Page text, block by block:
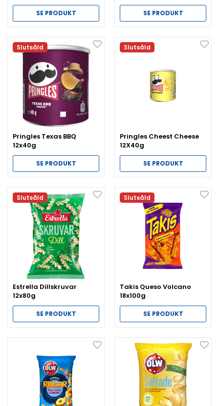
SE PRODUKT SE PRODUKT
Slutsåld
Pringles Texas BBQ
12x40g
SE PRODUKT
Slutsåld
Pringles Cheest Cheese
12X40g
SE PRODUKT
Slutsåld
Estrella Dillskruvar
12x80g
SE PRODUKT
Slutsåld
Takis Queso Volcano
18x100g
SE PRODUKT